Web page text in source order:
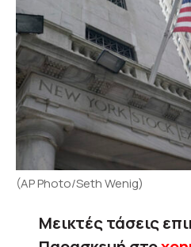
(AP Photo/Seth Wenig)
Μεικτές τάσεις